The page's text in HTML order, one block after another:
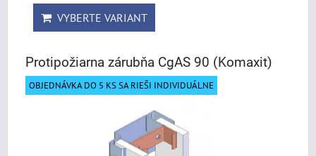
VYBERTE VARIANT
Protipožiarna zárubňa CgAS 90 (Komaxit)
OBJEDNÁVKA DO 5 KS SA RIEŠI INDIVIDUÁLNE